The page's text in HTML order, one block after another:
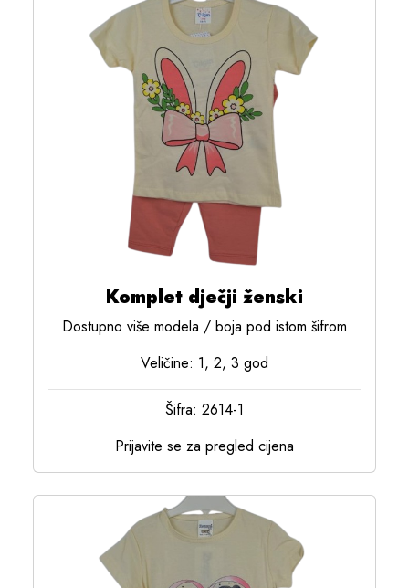
Komplet dječji ženski
Dostupno više modela / boja pod istom šifrom
Veličine: 1, 2, 3 god
Šifra: 2614-1
Prijavite se za pregled cijena